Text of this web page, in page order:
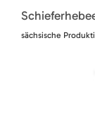
sächsische